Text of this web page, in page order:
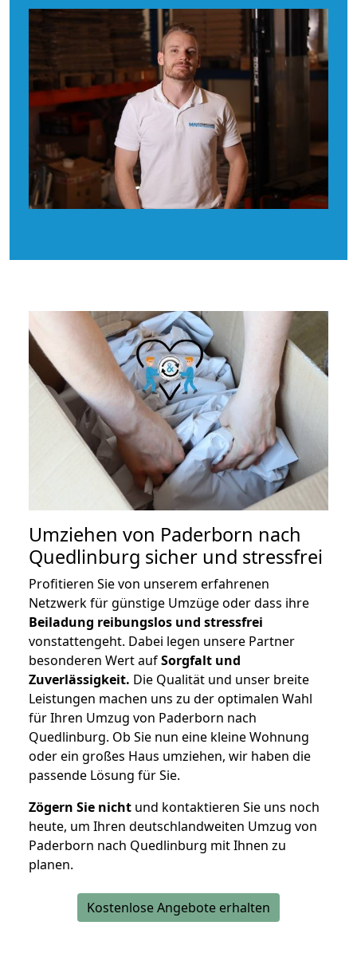
Umziehen von Paderborn nach
Quedlinburg sicher und stressfrei
Profitieren Sie von unserem erfahrenen
Netzwerk für günstige Umzüge oder dass ihre
Beiladung reibungslos und stressfrei
vonstattengeht. Dabei legen unsere Partner
besonderen Wert aufSorgfalt und
Zuverlässigkeit. Die Qualität und unser breite
Leistungen machen uns zu der optimalen Wahl
für Ihren Umzug von Paderborn nach
Quedlinburg. Ob Sie nun eine kleine Wohnung
oder ein großes Haus umziehen, wir haben die
passende Lösung für Sie.
Zögern Sie nicht und kontaktieren Sie uns noch
heute, um Ihren deutschlandweiten Umzug von
Paderborn nach Quedlinburg mit Ihnen zu
planen.
Kostenlose Angebote erhalten